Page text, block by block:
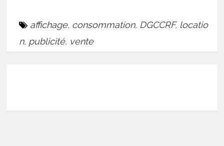
affichage, consommation, DGCCRF, locatio
n, publicité, vente